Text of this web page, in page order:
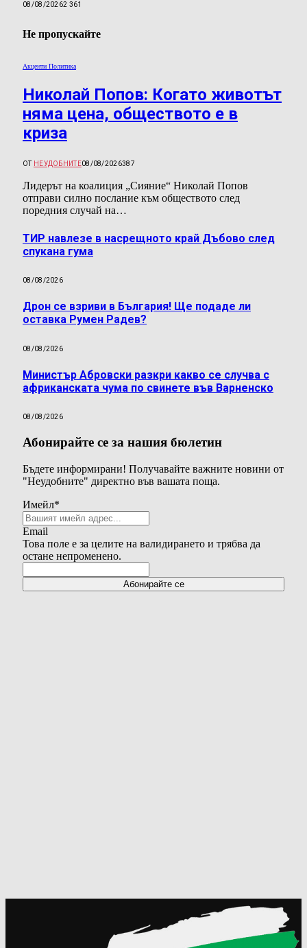
08/08/20262 361
Не пропускайте
Акценти Политика
Николай Попов: Когато животът
няма цена, обществото е в
криза
ОТ НЕУДОБНИТЕ08/08/2026387
Лидерът на коалиция „Сияние“ Николай Попов
отправи силно послание към обществото след
поредния случай на…
ТИР навлезе в насрещното край Дъбово след
спукана гума
08/08/2026
Дрон се взриви в България! Ще подаде ли
оставка Румен Радев?
08/08/2026
Министър Абровски разкри какво се случва с
африканската чума по свинете във Варненско
08/08/2026
Абонирайте се за нашия бюлетин
Бъдете информирани! Получавайте важните новини от
"Неудобните" директно във вашата поща.
Имейл*
Email
Това поле е за целите на валидирането и трябва да
остане непроменено.